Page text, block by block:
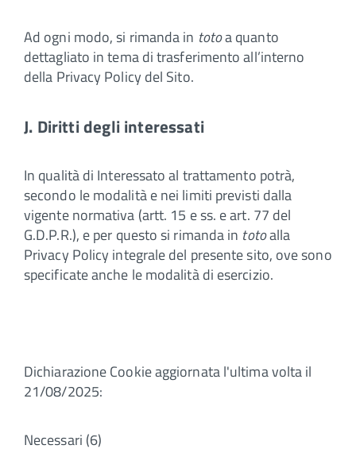
Ad ogni modo, si rimanda in totoa quanto
dettagliato in tema di trasferimento all’interno
della Privacy Policy del Sito.
J. Diritti degli interessati
In qualità di Interessato al trattamento potrà,
secondo le modalità e nei limiti previsti dalla
vigente normativa (artt. 15 e ss. e art. 77 del
G.D.P.R.), e per questo si rimanda in totoalla
Privacy Policy integrale del presente sito, ove sono
specificate anche le modalità di esercizio.
Dichiarazione Cookie aggiornata l'ultima volta il
21/08/2025:
Necessari (6)